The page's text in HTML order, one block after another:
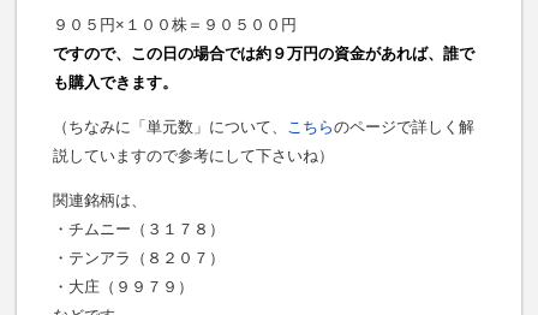
９０５円×１００株＝９０５００円
ですので、この日の場合では約９万円の資金があれば、誰で
も購入できます。
（ちなみに「単元数」について、 こちらのページで詳しく解
説していますので参考にして下さいね）
関連銘柄は、
・チムニー（３１７８）
・テンアラ（８２０７）
・大庄（９９７９）